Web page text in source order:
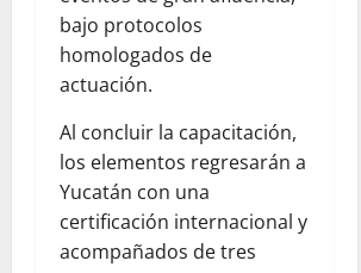
bajo protocolos
homologados de
actuación.
Al concluir la capacitación,
los elementos regresarán a
Yucatán con una
certificación internacional y
acompañados de tres